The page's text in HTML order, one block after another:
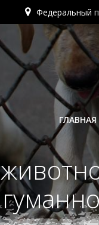
Федеральный
ГЛАВНАЯ